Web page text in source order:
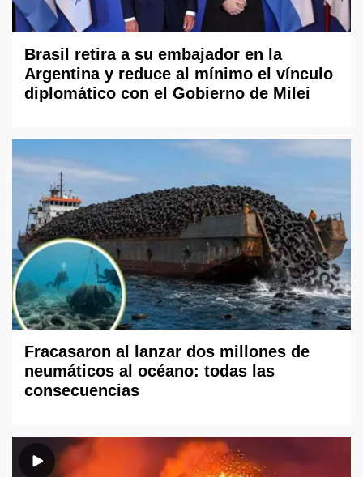
Brasil retira a su embajador en la
Argentina y reduce al mínimo el vínculo
diplomático con el Gobierno de Milei
Fracasaron al lanzar dos millones de
neumáticos al océano: todas las
consecuencias